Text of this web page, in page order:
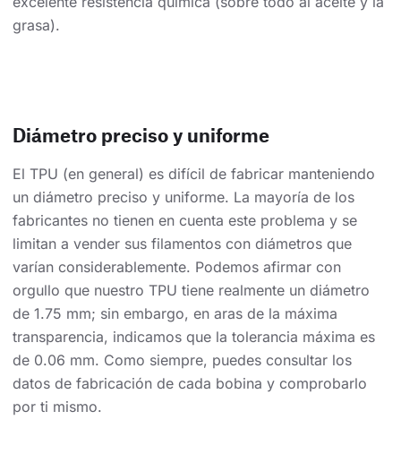
grasa).
Diámetro preciso y uniforme
El TPU (en general) es difícil de fabricar manteniendo
un diámetro preciso y uniforme. La mayoría de los
fabricantes no tienen en cuenta este problema y se
limitan a vender sus filamentos con diámetros que
varían considerablemente. Podemos afirmar con
orgullo que nuestro TPU tiene realmente un diámetro
de 1.75 mm; sin embargo, en aras de la máxima
transparencia, indicamos que la tolerancia máxima es
de 0.06 mm. Como siempre, puedes consultar los
datos de fabricación de cada bobina y comprobarlo
por ti mismo.